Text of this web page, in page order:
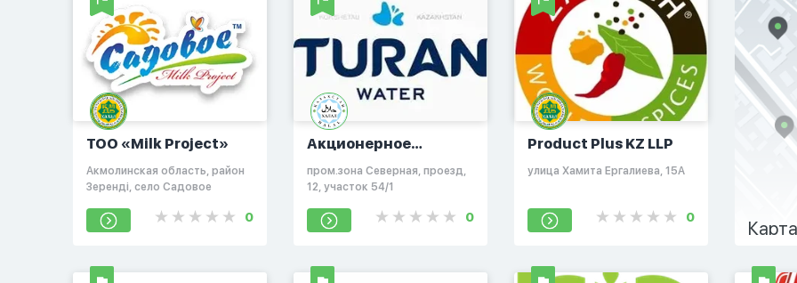
ТОО «Milk Projeсt»
Акмолинская область, район
Зеренді, село Садовое
0
Акционерное
общество
«Кокшетауские
пром.зона Северная, проезд,
12, участок 54/1
0
Product Plus KZ LLP
улица Хамита Ергалиева, 15А
0